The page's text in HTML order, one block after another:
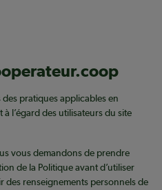
pratiques applicables en
l’égard des utilisateurs du site
vous demandons de prendre
de la Politique avant d’utiliser
des renseignements personnels de